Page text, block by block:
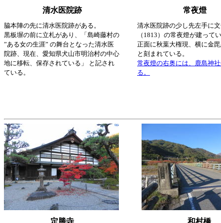
清水医院跡 常夜燈
脇本陣の先に清水医院跡がある。
黒板塀の前に立札があり、「島崎藤村の
”ある女の生涯” の舞台となった清水医
院跡、現在、愛知県犬山市明治村の中心
地に移転、保存されている」 と記され
ている。
清水医院跡の少し先左手に
（1813）の常夜燈が建って
正面に秋葉大権現、横に金
と刻まれている。
常夜燈の右奥には、鹿島神
る。
定勝寺 和村橋